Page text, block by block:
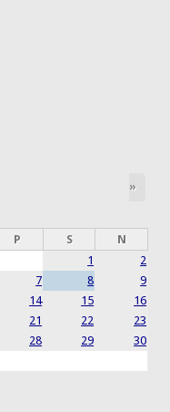
»
P S
N
1
2
7 8
9
14 15
16
21 22
23
28 29
30